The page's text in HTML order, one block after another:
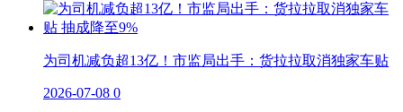
为司机减负超13亿！市监局出手：货拉拉取消独家车贴
2026-07-08 0